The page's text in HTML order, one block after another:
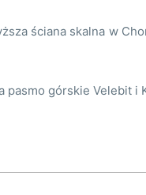
ściana skalna w
górskie Velebit i